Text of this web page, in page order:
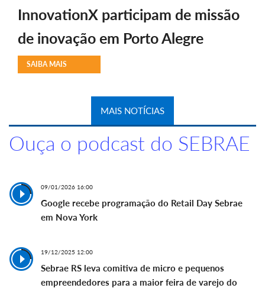
InnovationX participam de missão
de inovação em Porto Alegre
SAIBA MAIS
MAIS NOTÍCIAS
Ouça o podcast do SEBRAE
09/01/2026 16:00
Google recebe programação do Retail Day Sebrae
em Nova York
19/12/2025 12:00
Sebrae RS leva comitiva de micro e pequenos
empreendedores para a maior feira de varejo do